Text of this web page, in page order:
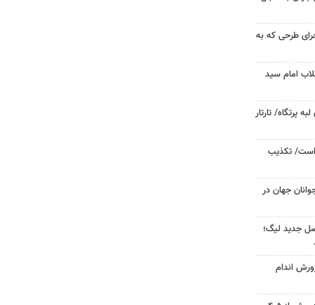
طرحی که به
امام سید
پرتگاه/ تارتار
است/ تکذیب
جهان در
جدید لیگ؛
اندام